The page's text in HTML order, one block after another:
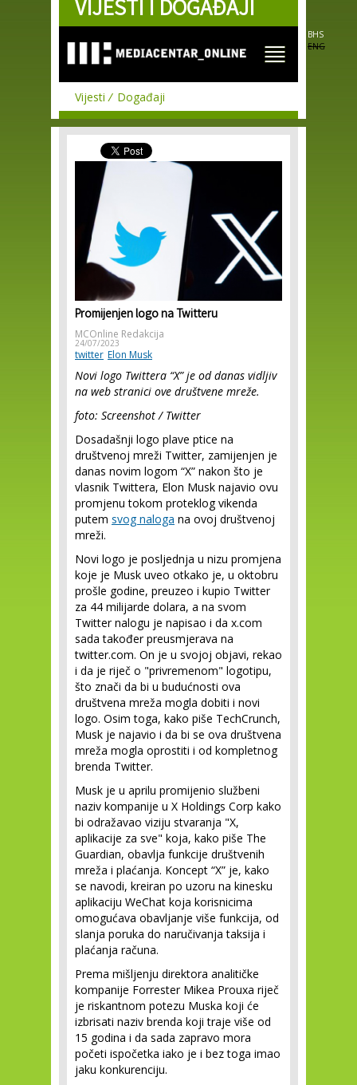
Skip to
main
VIJESTI I DOGAĐAJI
BHS
ENG
Vijesti Događaji
Promijenjen logo na Twitteru
MCOnline Redakcija
24/07/2023
twitter Elon Musk
Novi logo Twittera “X” je od danas vidljiv
na web stranici ove društvene mreže.
foto: Screenshot / Twitter
Dosadašnji logo plave ptice na
društvenoj mreži Twitter, zamijenjen je
danas novim logom “X” nakon što je
vlasnik Twittera, Elon Musk najavio ovu
promjenu tokom proteklog vikenda
putem svog naloga na ovoj društvenoj
mreži.
Novi logo je posljednja u nizu promjena
koje je Musk uveo otkako je, u oktobru
prošle godine, preuzeo i kupio Twitter
za 44 milijarde dolara, a na svom
Twitter nalogu je napisao i da x.com
sada također preusmjerava na
twitter.com. On je u svojoj objavi, rekao
i da je riječ o "privremenom" logotipu,
što znači da bi u budućnosti ova
društvena mreža mogla dobiti i novi
logo. Osim toga, kako piše TechCrunch,
Musk je najavio i da bi se ova društvena
mreža mogla oprostiti i od kompletnog
brenda Twitter.
Musk je u aprilu promijenio službeni
naziv kompanije u X Holdings Corp kako
bi odražavao viziju stvaranja "X,
aplikacije za sve" koja, kako piše The
Guardian, obavlja funkcije društvenih
mreža i plaćanja. Koncept “X” je, kako
se navodi, kreiran po uzoru na kinesku
aplikaciju WeChat koja korisnicima
omogućava obavljanje više funkcija, od
slanja poruka do naručivanja taksija i
plaćanja računa.
Prema mišljenju direktora analitičke
kompanije Forrester Mikea Prouxa riječ
je riskantnom potezu Muska koji će
izbrisati naziv brenda koji traje više od
15 godina i da sada zapravo mora
početi ispočetka iako je i bez toga imao
jaku konkurenciju.